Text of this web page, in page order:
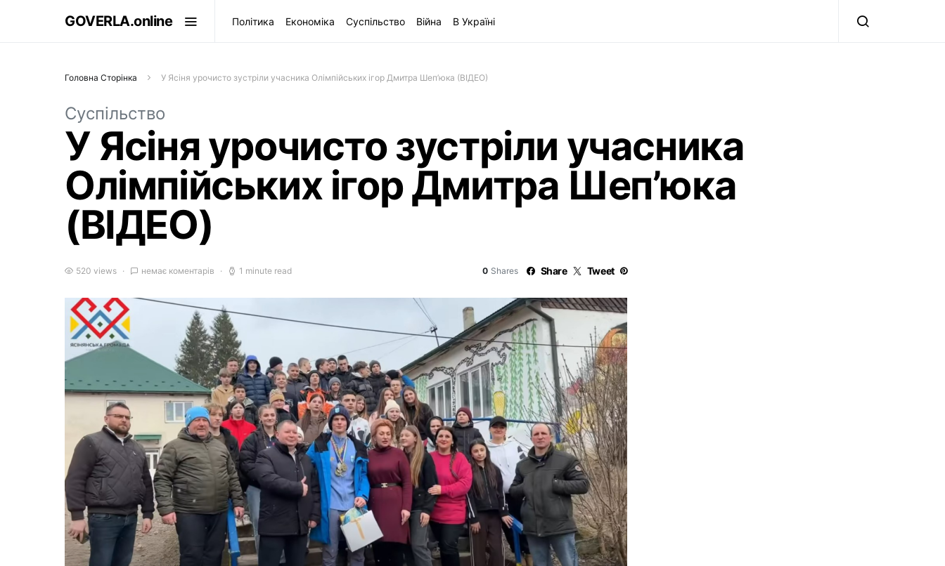
GOVERLA.online Політика Економіка Суспільство Війна В Україні
Головна Сторінка У Ясіня урочисто зустріли учасника Олімпійських ігор Дмитра Шеп’юка (ВІДЕО)
Суспільство
У Ясіня урочисто зустріли учасника
Олімпійських ігор Дмитра Шеп’юка
(ВІДЕО)
520 views немає коментарів 1 minute read 0 Shares Share Tweet